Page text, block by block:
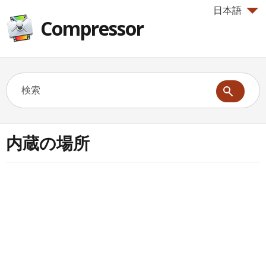
日本語
Compressor
内蔵の場所